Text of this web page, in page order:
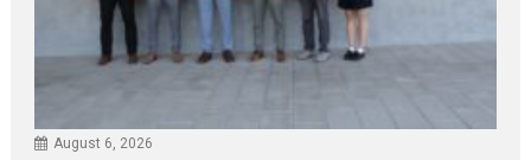
August 6, 2026